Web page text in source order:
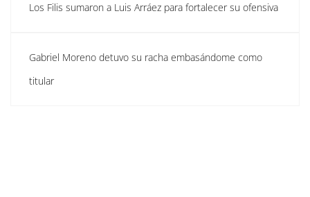
Los Filis sumaron a Luis Arráez para fortalecer su ofensiva
Gabriel Moreno detuvo su racha embasándome como
titular